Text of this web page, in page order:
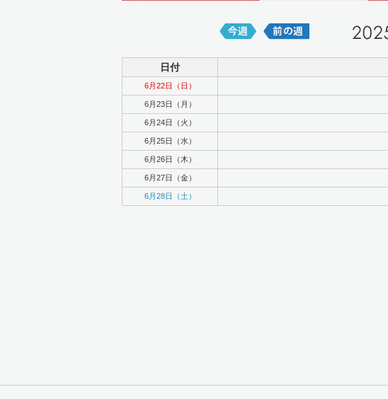
日付
6月22日（日）
6月23日（月）
6月24日（火）
6月25日（水）
6月26日（木）
6月27日（金）
6月28日（土）